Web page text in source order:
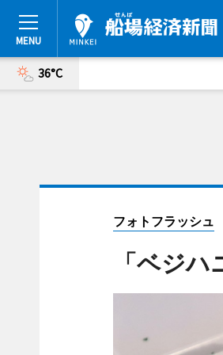
36°C
フォトフラッシュ
「ベジ